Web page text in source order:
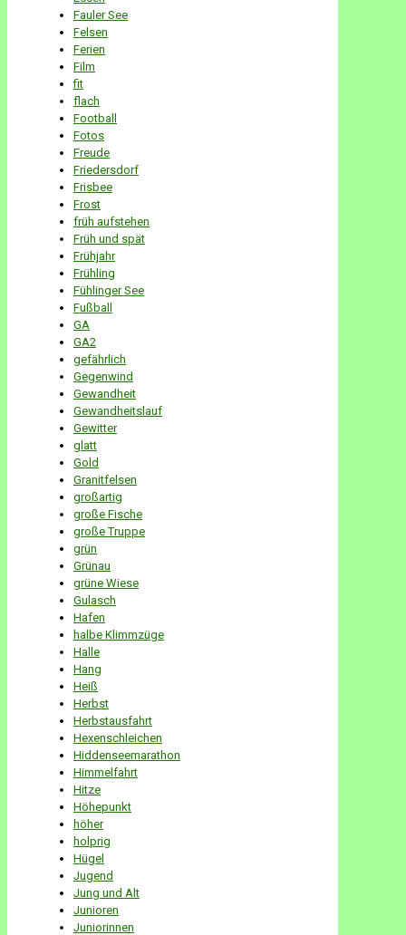
Fauler See
Felsen
Ferien
Film
fit
flach
Football
Fotos
Freude
Friedersdorf
Frisbee
Frost
früh aufstehen
Früh und spät
Frühjahr
Frühling
Fühlinger See
Fußball
GA
GA2
gefährlich
Gegenwind
Gewandheit
Gewandheitslauf
Gewitter
glatt
Gold
Granitfelsen
großartig
große Fische
große Truppe
grün
Grünau
grüne Wiese
Gulasch
Hafen
halbe Klimmzüge
Halle
Hang
Heiß
Herbst
Herbstausfahrt
Hexenschleichen
Hiddenseemarathon
Himmelfahrt
Hitze
Höhepunkt
höher
holprig
Hügel
Jugend
Jung und Alt
Junioren
Juniorinnen